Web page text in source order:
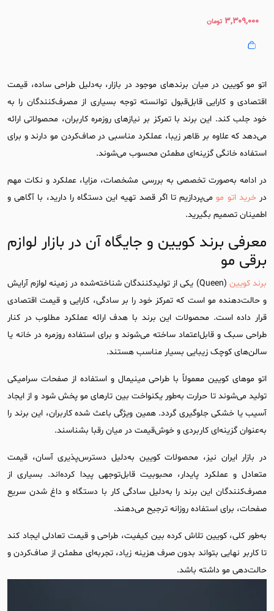
۳,۳۰۹,۰۰۰ تومان
اتو مو کویین در میان برندهای موجود در بازار، به‌دلیل طراحی ساده، قیمت
اقتصادی و کارایی قابل‌قبول توانسته توجه بسیاری از مصرف‌کنندگان را به
خود جلب کند. این برند با تمرکز بر نیازهای روزمره کاربران، محصولاتی ارائه
می‌دهد که علاوه بر ظاهر زیبا، عملکرد مناسبی در صاف‌کردن مو دارند و برای
استفاده خانگی گزینه‌ای مطمئن محسوب می‌شوند.
در ادامه به‌صورت تخصصی به بررسی مشخصات، مزایا، عملکرد و نکات مهم
درخرید اتو مومی‌پردازیم تا اگر قصد تهیه این دستگاه را دارید، با آگاهی و
اطمینان تصمیم بگیرید.
معرفی برند کویین و جایگاه آن در بازار لوازم
برقی مو
برند کویین
(Queen) یکی از تولیدکنندگان شناخته‌شده در زمینه لوازم آرایش
و حالت‌دهنده مو است که تمرکز خود را بر سادگی، کارایی و قیمت اقتصادی
قرار داده است. محصولات این برند با هدف ارائه عملکرد مطلوب در کنار
طراحی سبک و قابل‌اعتماد ساخته می‌شوند و برای استفاده روزمره در خانه یا
سالن‌های کوچک زیبایی بسیار مناسب هستند.
اتو موهای کویین معمولاً با طراحی مینیمال و استفاده از صفحات سرامیکی
تولید می‌شوند تا حرارت به‌طور یکنواخت بین تارهای مو پخش شود و از ایجاد
آسیب یا خشکی جلوگیری گردد. همین ویژگی باعث شده کاربران، این برند را
به‌عنوان گزینه‌ای کاربردی و خوش‌قیمت در میان رقبا بشناسند.
در بازار ایران نیز، محصولات کویین به‌دلیل دسترس‌پذیری آسان، قیمت
متعادل و عملکرد پایدار، محبوبیت قابل‌توجهی پیدا کرده‌اند. بسیاری از
مصرف‌کنندگان این برند را به‌دلیل سادگی کار با دستگاه و داغ شدن سریع
صفحات، برای استفاده روزانه ترجیح می‌دهند.
به‌طور کلی، کویین تلاش کرده بین کیفیت، طراحی و قیمت تعادلی ایجاد کند
تا کاربر نهایی بتواند بدون صرف هزینه زیاد، تجربه‌ای مطمئن از صاف‌کردن و
حالت‌دهی مو داشته باشد.